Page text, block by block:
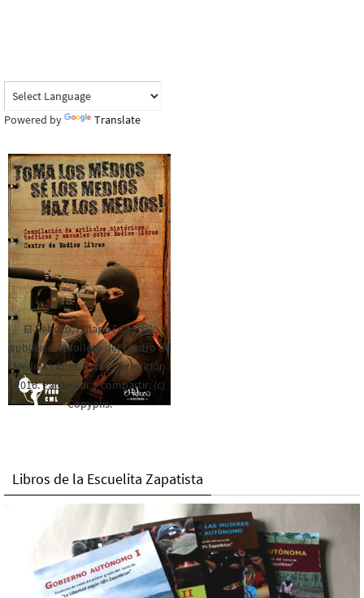
Powered by Translate
El Rebozo, Palapa Editorial,
publica este folleto del Centro de
Medios Libres. Esta es la edición
2016. Para rolar y compartir. (c)
Copyplis.
Libros de la Escuelita Zapatista